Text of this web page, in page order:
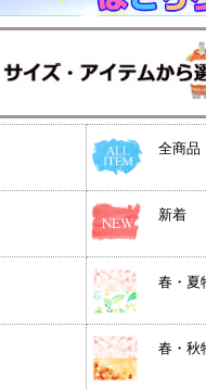
全商品
新着
春・夏
春・秋